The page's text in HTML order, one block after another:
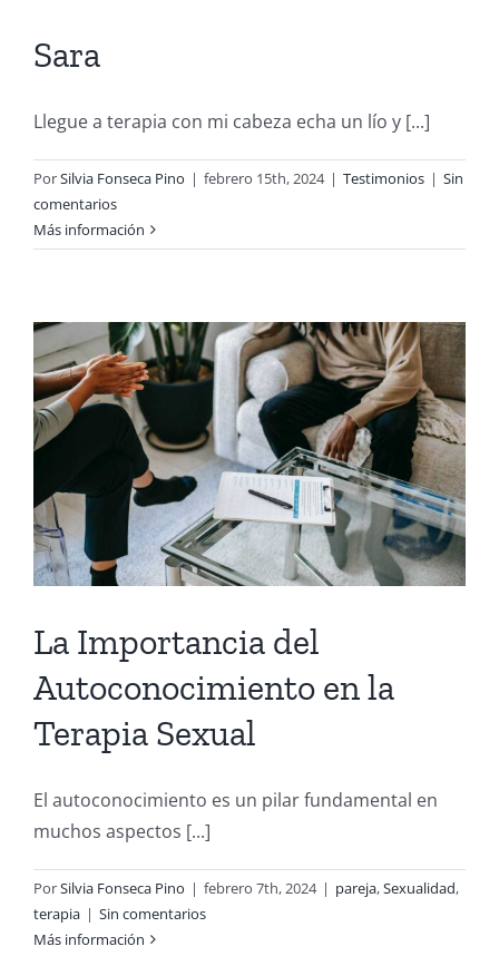
Sara
Llegue a terapia con mi cabeza echa un lío y [...]
PorSilvia Fonseca Pino | febrero 15th, 2024 | Testimonios | Sin
comentarios
Más información
La Importancia del
Autoconocimiento en la
Terapia Sexual
El autoconocimiento es un pilar fundamental en
muchos aspectos [...]
PorSilvia Fonseca Pino | febrero 7th, 2024 | pareja,Sexualidad,
terapia | Sin comentarios
Más información